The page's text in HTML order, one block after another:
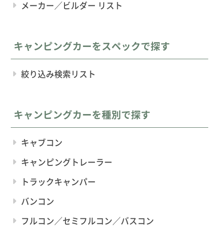
メーカー／ビルダー リスト
キャンピングカーをスペックで探す
絞り込み検索リスト
キャンピングカーを種別で探す
キャブコン
キャンピングトレーラー
トラックキャンパー
バンコン
フルコン／セミフルコン／バスコン